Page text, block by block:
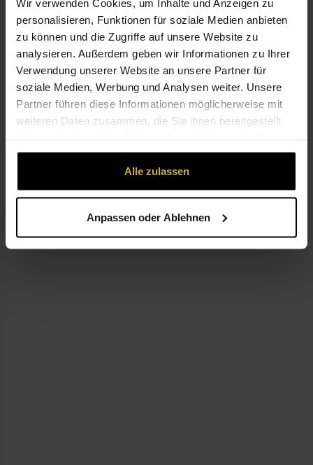
Wir verwenden Cookies, um Inhalte und Anzeigen zu
personalisieren, Funktionen für soziale Medien anbieten
zu können und die Zugriffe auf unsere Website zu
analysieren. Außerdem geben wir Informationen zu Ihrer
Verwendung unserer Website an unsere Partner für
soziale Medien, Werbung und Analysen weiter. Unsere
Partner führen diese Informationen möglicherweise mit
weiteren Daten zusammen, die Sie ihnen bereitgestellt
gesammelt haben.
Alle zulassen
Anpassen oder Ablehnen
P & S Blumen
Schleßelmann P & S Blumen
Erdbeerfeld 8
24161 Altenholz
0431-320 79 24
psblumen@t-online.de
LEISTUNGEN